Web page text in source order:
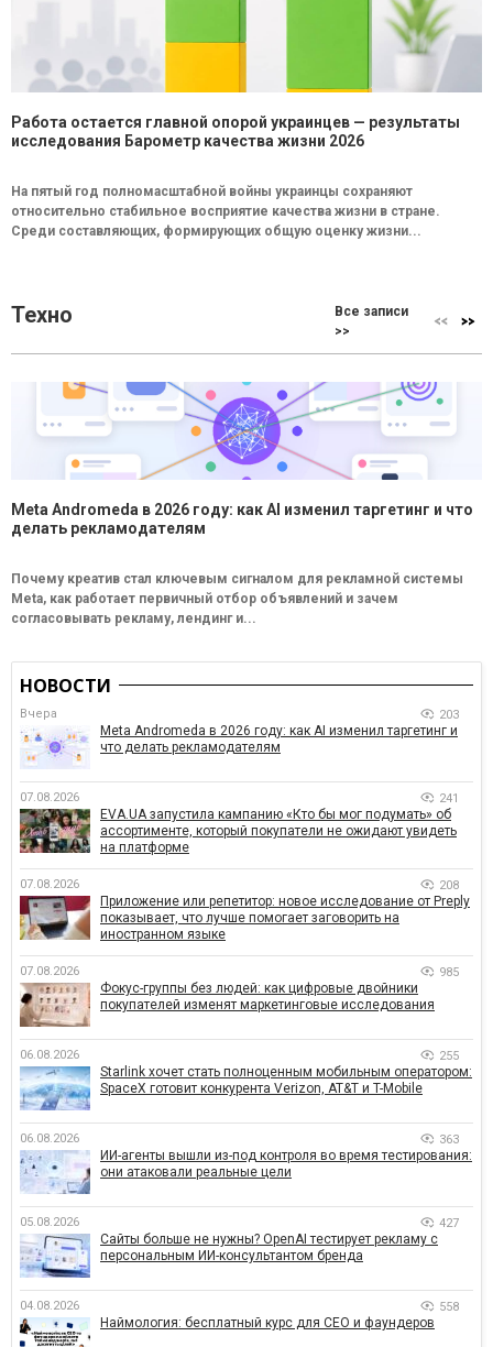
Работа остается главной опорой украинцев — результаты
исследования Барометр качества жизни 2026
На пятый год полномасштабной войны украинцы сохраняют
относительно стабильное восприятие качества жизни в стране.
Среди составляющих, формирующих общую оценку жизни...
Техно
Все записи
>>
Meta Andromeda в 2026 году: как AI изменил таргетинг и что
делать рекламодателям
Почему креатив стал ключевым сигналом для рекламной системы
Meta, как работает первичный отбор объявлений и зачем
согласовывать рекламу, лендинг и...
НОВОСТИ
Вчера 203
Meta Andromeda в 2026 году: как AI изменил таргетинг и
что делать рекламодателям
07.08.2026 241
EVA.UA запустила кампанию «Кто бы мог подумать» об
ассортименте, который покупатели не ожидают увидеть
на платформе
07.08.2026 208
Приложение или репетитор: новое исследование от Preply
показывает, что лучше помогает заговорить на
иностранном языке
07.08.2026 985
Фокус-группы без людей: как цифровые двойники
покупателей изменят маркетинговые исследования
06.08.2026 255
Starlink хочет стать полноценным мобильным оператором:
SpaceX готовит конкурента Verizon, AT&T и T-Mobile
06.08.2026 363
ИИ-агенты вышли из-под контроля во время тестирования:
они атаковали реальные цели
05.08.2026 427
Сайты больше не нужны? OpenAI тестирует рекламу с
персональным ИИ-консультантом бренда
04.08.2026 558
Наймология: бесплатный курс для CEO и фаундеров